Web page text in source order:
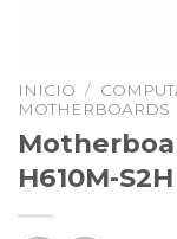
INICIO /
MOTHERBOARDS
H610M-